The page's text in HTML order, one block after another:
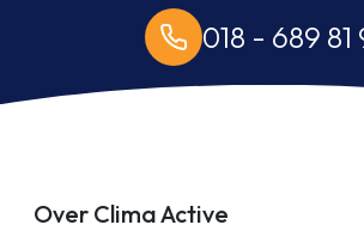
018 - 689 81
Over Clima Active